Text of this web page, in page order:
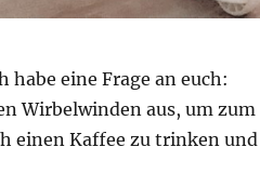
eine Frage an euch:
Wirbelwinden aus, um zum
einen Kaffee zu trinken und